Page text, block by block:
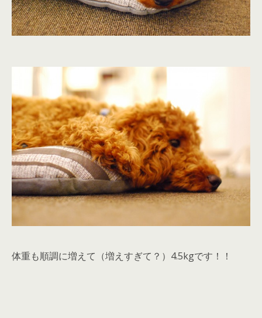
体重も順調に増えて（増えすぎて？）4.5kgです！！